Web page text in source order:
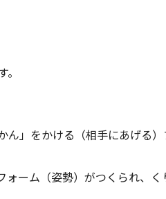
」をかける（相手にあげる）
ーム（姿勢）がつくられ、く